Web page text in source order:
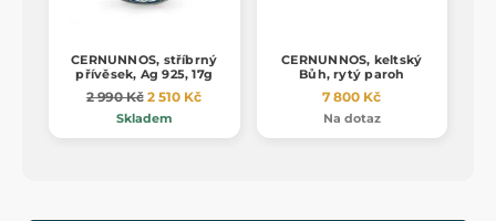
CERNUNNOS, stříbrný
přívěsek, Ag 925, 17g
2 990 Kč 2 510 Kč
Skladem
CERNUNNOS, keltský
Bůh, rytý paroh
7 800 Kč
Na dotaz